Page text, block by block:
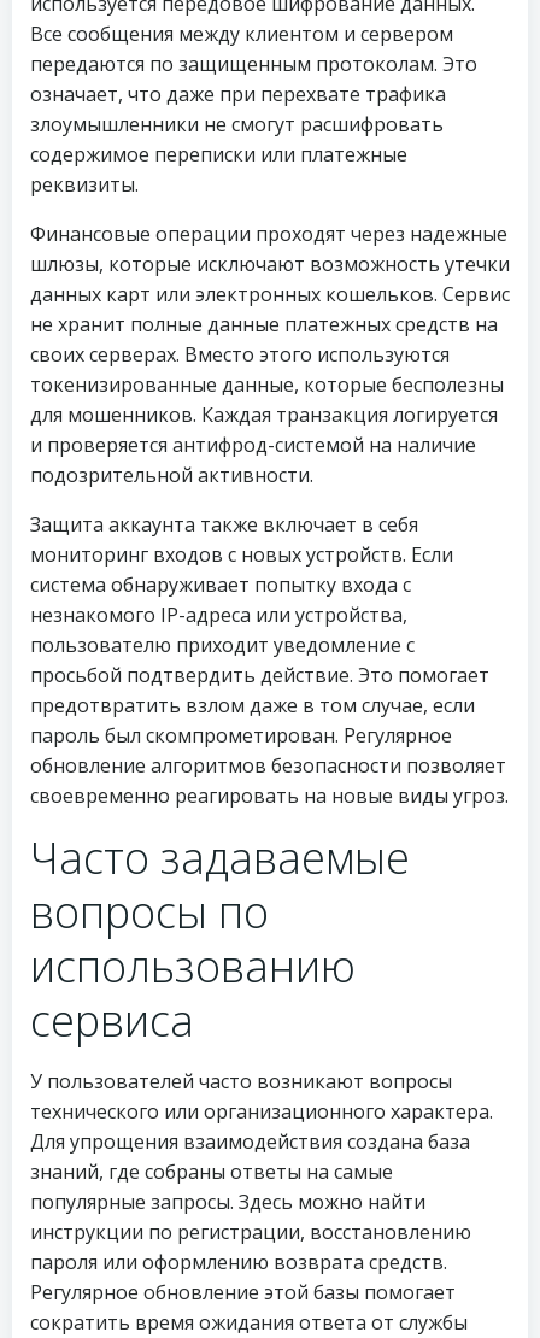
Все сообщения между клиентом и сервером
передаются по защищенным протоколам. Это
означает, что даже при перехвате трафика
злоумышленники не смогут расшифровать
содержимое переписки или платежные
реквизиты.
Финансовые операции проходят через надежные
шлюзы, которые исключают возможность утечки
данных карт или электронных кошельков. Сервис
не хранит полные данные платежных средств на
своих серверах. Вместо этого используются
токенизированные данные, которые бесполезны
для мошенников. Каждая транзакция логируется
и проверяется антифрод-системой на наличие
подозрительной активности.
Защита аккаунта также включает в себя
мониторинг входов с новых устройств. Если
система обнаруживает попытку входа с
незнакомого IP-адреса или устройства,
пользователю приходит уведомление с
просьбой подтвердить действие. Это помогает
предотвратить взлом даже в том случае, если
пароль был скомпрометирован. Регулярное
обновление алгоритмов безопасности позволяет
своевременно реагировать на новые виды угроз.
Часто задаваемые
вопросы по
использованию
сервиса
У пользователей часто возникают вопросы
технического или организационного характера.
Для упрощения взаимодействия создана база
знаний, где собраны ответы на самые
популярные запросы. Здесь можно найти
инструкции по регистрации, восстановлению
пароля или оформлению возврата средств.
Регулярное обновление этой базы помогает
сократить время ожидания ответа от службы